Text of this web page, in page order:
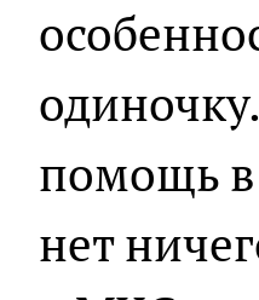
помощь в
нет